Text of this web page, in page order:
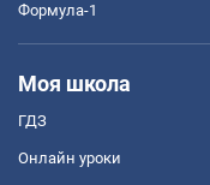
Формула-1
Моя школа
ГДЗ
Онлайн уроки